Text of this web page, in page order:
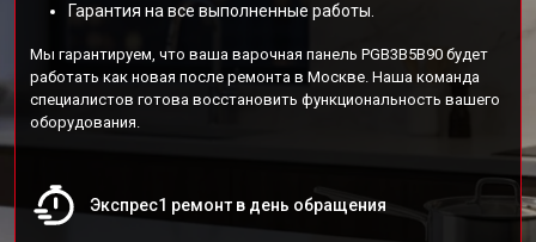
Гарантия на все выполненные работы.
Мы гарантируем, что ваша варочная панель PGB3B5B90 будет
работать как новая после ремонта в Москве. Наша команда
специалистов готова восстановить функциональность вашего
оборудования.
Экспрес1 ремонт в день обращения